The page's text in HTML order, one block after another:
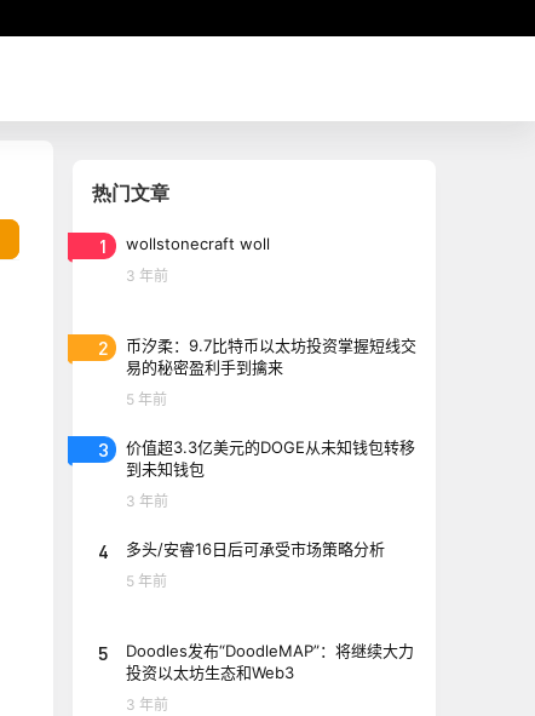
热门文章
1 wollstonecraft woll
3 年前
2
币汐柔：9.7比特币以太坊投资掌握短线交
易的秘密盈利手到擒来
5 年前
3
价值超3.3亿美元的DOGE从未知钱包转移
到未知钱包
3 年前
4 多头/安睿16日后可承受市场策略分析
5 年前
5
Doodles发布“DoodleMAP”：将继续大力
投资以太坊生态和Web3
3 年前